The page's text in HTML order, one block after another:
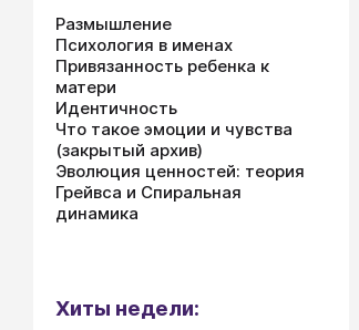
Размышление
Психология в именах
Привязанность ребенка к
матери
Идентичность
Что такое эмоции и чувства
(закрытый архив)
Эволюция ценностей: теория
Грейвса и Спиральная
динамика
Хиты недели: